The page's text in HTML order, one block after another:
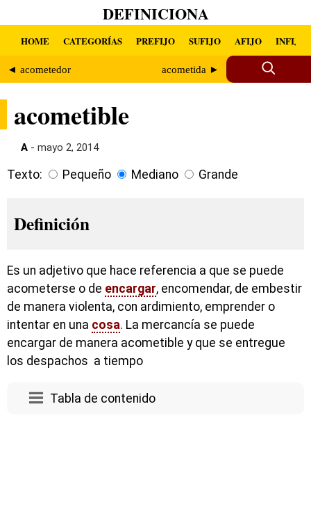
DEFINICIONA
HOME CATEGORÍAS PREFIJO SUFIJO AFIJO INFIJO
◄ acometedor acometida ►
acometible
A - mayo 2, 2014
Texto: Pequeño Mediano Grande
Definición
Es un adjetivo que hace referencia a que se puede
acometerse o de encargar, encomendar, de embestir
de manera violenta, con ardimiento, emprender o
intentar en una cosa. La mercancía se puede
encargar de manera acometible y que se entregue
los despachos a tiempo
Tabla de contenido